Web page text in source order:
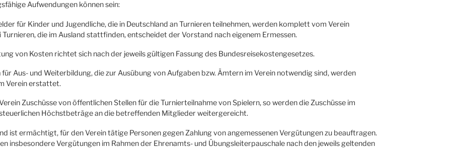
Aufwendungen können sein:
für Kinder und Jugendliche, die in Deutschland an Turnieren teilnehmen, werden komplett vom Verein
die im Ausland stattfinden, entscheidet der Vorstand nach eigenem Ermessen.
von Kosten richtet sich nach der jeweils gültigen Fassung des Bundesreisekostengesetzes.
für Aus- und Weiterbildung, die zur Ausübung von Aufgaben bzw. Ämtern im Verein notwendig sind, werden
Verein erstattet.
Zuschüsse von öffentlichen Stellen für die Turnierteilnahme von Spielern, so werden die Zuschüsse im
Höchstbeträge an die betreffenden Mitglieder weitergereicht.
ist ermächtigt, für den Verein tätige Personen gegen Zahlung von angemessenen Vergütungen zu beauftragen.
insbesondere Vergütungen im Rahmen der Ehrenamts- und Übungsleiterpauschale nach den jeweils geltenden